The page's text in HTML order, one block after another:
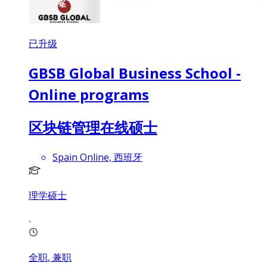
已升级
GBSB Global Business School -
Online programs
区块链管理在线硕士
Spain Online, 西班牙
理学硕士
全职, 兼职